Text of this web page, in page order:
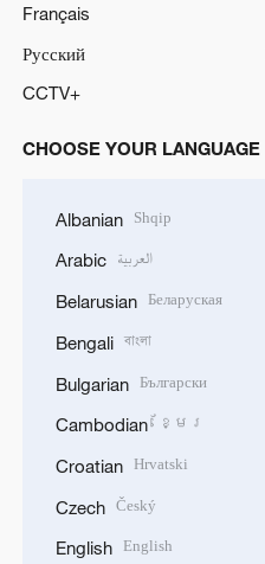
Français
Русский
CCTV+
CHOOSE YOUR LANGUAGE
Albanian Shqip
Arabic العربية
Belarusian Беларуская
Bengali বাংলা
Bulgarian Български
Cambodian ខ្មែរ
Croatian Hrvatski
Czech Český
English English